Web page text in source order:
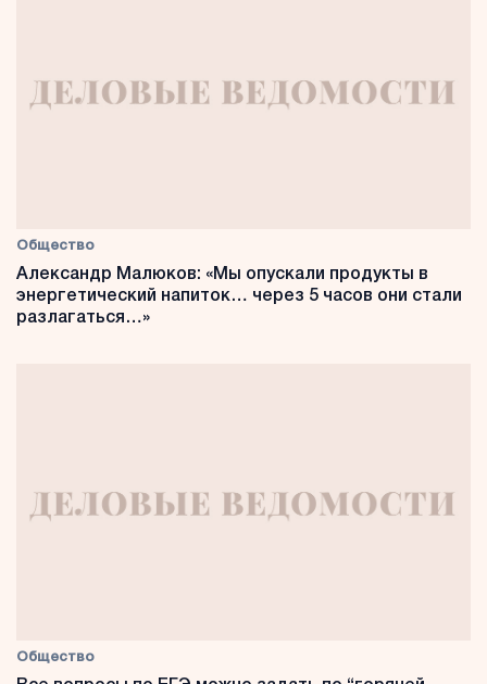
Общество
Александр Малюков: «Мы опускали продукты в
энергетический напиток… через 5 часов они стали
разлагаться…»
Общество